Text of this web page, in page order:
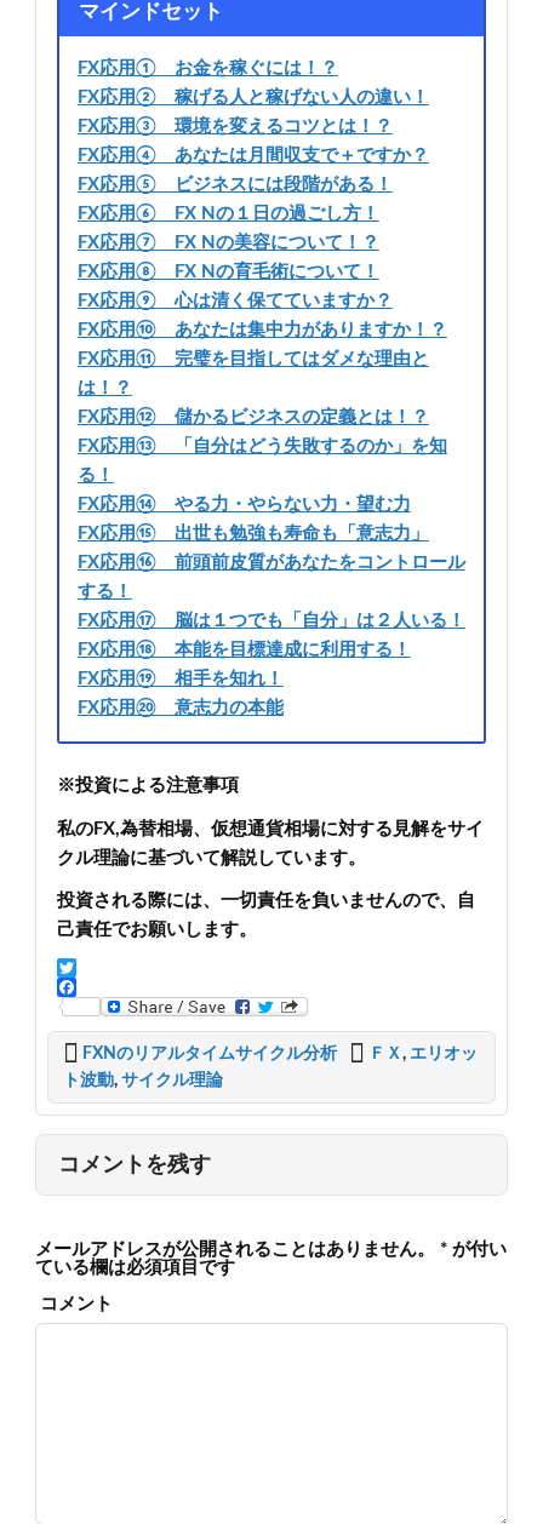
マインドセット
FX応用① お金を稼ぐには！？
FX応用② 稼げる人と稼げない人の違い！
FX応用③ 環境を変えるコツとは！？
FX応用④ あなたは月間収支で＋ですか？
FX応用⑤ ビジネスには段階がある！
FX応用⑥ FX Nの１日の過ごし方！
FX応用⑦ FX Nの美容について！？
FX応用⑧ FX Nの育毛術について！
FX応用⑨ 心は清く保てていますか？
FX応用⑩ あなたは集中力がありますか！？
FX応用⑪ 完璧を目指してはダメな理由と
は！？
FX応用⑫ 儲かるビジネスの定義とは！？
FX応用⑬ 「自分はどう失敗するのか」を知
る！
FX応用⑭ やる力・やらない力・望む力
FX応用⑮ 出世も勉強も寿命も「意志力」
FX応用⑯ 前頭前皮質があなたをコントロール
する！
FX応用⑰ 脳は１つでも「自分」は２人いる！
FX応用⑱ 本能を目標達成に利用する！
FX応用⑲ 相手を知れ！
FX応用⑳ 意志力の本能
※投資による注意事項
私のFX,為替相場、仮想通貨相場に対する見解をサイ
クル理論に基づいて解説しています。
投資される際には、一切責任を負いませんので、自
己責任でお願いします。
T
w
r
F
c
e
b
o
FXNのリアルタイムサイクル分析 ＦＸ, エリオッ
ト波動, サイクル理論
コメントを残す
メールアドレスが公開されることはありません。 *が付い
ている欄は必須項目です
コメント